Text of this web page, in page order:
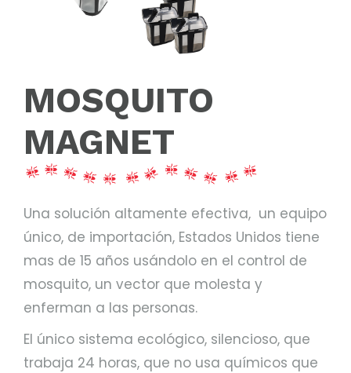
MOSQUITO
MAGNET
Una solución altamente efectiva, un equipo
único, de importación, Estados Unidos tiene
mas de 15 años usándolo en el control de
mosquito, un vector que molesta y
enferman a las personas.
El único sistema ecológico, silencioso, que
trabaja 24 horas, que no usa químicos que